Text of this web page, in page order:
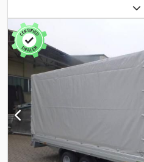
degvielas tvertnes tilpums:390 l,
balts, pārnesuma veids:
piekares sistēma:
,
Aprīkojums:
ABS, borta dators,
gaisa kondicionēšana,
filtrs, noliekams rāmis, papildu
sakabe, retardētājs, satvērēja
zems līmenis troksnis